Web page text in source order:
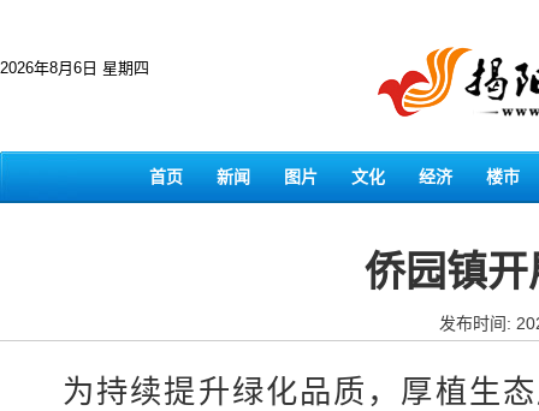
2026年8月6日 星期四
首页 新闻 图片 文化 经济 楼市
侨园镇
发布时间:
为持续提升绿化品质，厚植生